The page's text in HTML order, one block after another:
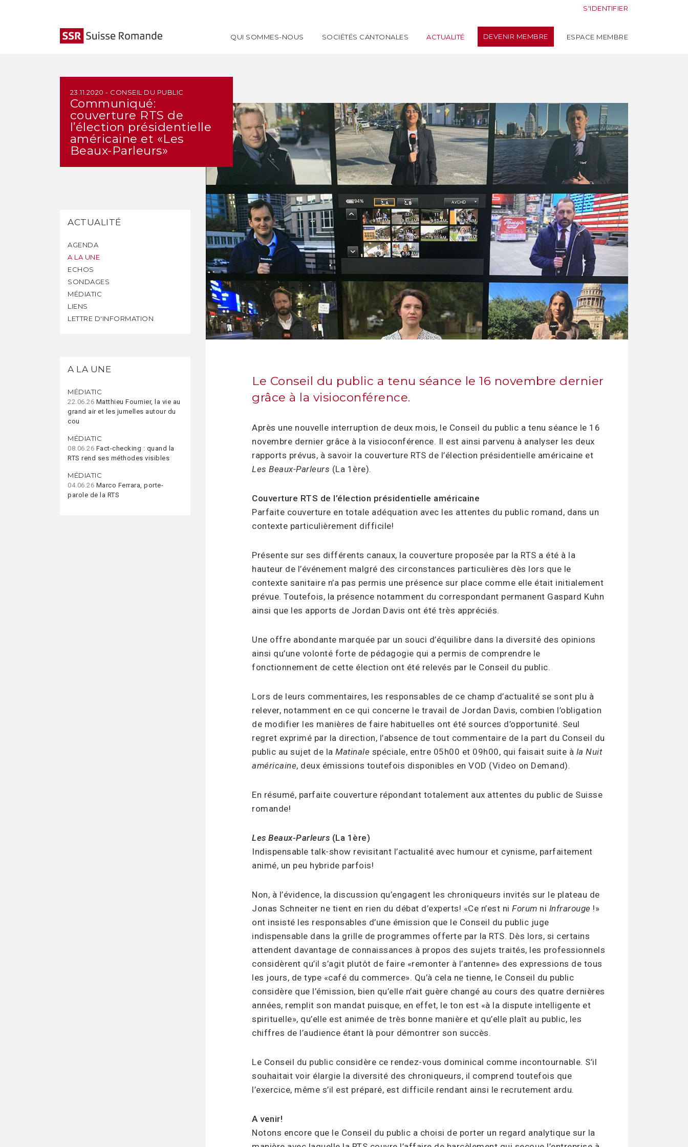
QUI SOMMES-NOUS SOCIÉTÉS CANTONALES ACTUALITÉ DEVENIR MEMBRE ESPACE MEMBRE
S'IDENTIFIER
ACTUALITÉ
AGENDA
A LA UNE
ECHOS
SONDAGES
MÉDIATIC
LIENS
LETTRE D'INFORMATION
A LA UNE
MÉDIATIC
22.06.26 Matthieu Fournier, la vie au
grand air et les jumelles autour du
cou
MÉDIATIC
08.06.26 Fact-checking : quand la
RTS rend ses méthodes visibles
MÉDIATIC
04.06.26 Marco Ferrara, porte-
parole de la RTS
23.11.2020 - CONSEIL DU PUBLIC
Communiqué:
couverture RTS de
l’élection présidentielle
américaine et «Les
Beaux-Parleurs»
Le Conseil du public a tenu séance le 16 novembre dernier
grâce à la visioconférence.
Après une nouvelle interruption de deux mois, le Conseil du public a tenu séance le 16
novembre dernier grâce à la visioconférence. Il est ainsi parvenu à analyser les deux
rapports prévus, à savoir la couverture RTS de l’élection présidentielle américaine et
Les Beaux-Parleurs (La 1ère).
Couverture RTS de l’élection présidentielle américaine
Parfaite couverture en totale adéquation avec les attentes du public romand, dans un
contexte particulièrement difficile!
Présente sur ses différents canaux, la couverture proposée par la RTS a été à la
hauteur de l’événement malgré des circonstances particulières dès lors que le
contexte sanitaire n’a pas permis une présence sur place comme elle était initialement
prévue. Toutefois, la présence notamment du correspondant permanent Gaspard Kuhn
ainsi que les apports de Jordan Davis ont été très appréciés.
Une offre abondante marquée par un souci d’équilibre dans la diversité des opinions
ainsi qu’une volonté forte de pédagogie qui a permis de comprendre le
fonctionnement de cette élection ont été relevés par le Conseil du public.
Lors de leurs commentaires, les responsables de ce champ d’actualité se sont plu à
relever, notamment en ce qui concerne le travail de Jordan Davis, combien l’obligation
de modifier les manières de faire habituelles ont été sources d’opportunité. Seul
regret exprimé par la direction, l’absence de tout commentaire de la part du Conseil du
public au sujet de la Matinale spéciale, entre 05h00 et 09h00, qui faisait suite à la Nuit
américaine, deux émissions toutefois disponibles en VOD (Video on Demand).
En résumé, parfaite couverture répondant totalement aux attentes du public de Suisse
romande!
Les Beaux-Parleurs (La 1ère)
Indispensable talk-show revisitant l’actualité avec humour et cynisme, parfaitement
animé, un peu hybride parfois!
Non, à l’évidence, la discussion qu’engagent les chroniqueurs invités sur le plateau de
Jonas Schneiter ne tient en rien du débat d’experts! «Ce n’est ni Forum ni Infrarouge !»
ont insisté les responsables d’une émission que le Conseil du public juge
indispensable dans la grille de programmes offerte par la RTS. Dès lors, si certains
attendent davantage de connaissances à propos des sujets traités, les professionnels
considèrent qu’il s’agit plutôt de faire «remonter à l’antenne» des expressions de tous
les jours, de type «café du commerce». Qu’à cela ne tienne, le Conseil du public
considère que l’émission, bien qu’elle n’ait guère changé au cours des quatre dernières
années, remplit son mandat puisque, en effet, le ton est «à la dispute intelligente et
spirituelle», qu’elle est animée de très bonne manière et qu’elle plaît au public, les
chiffres de l’audience étant là pour démontrer son succès.
Le Conseil du public considère ce rendez-vous dominical comme incontournable. S’il
souhaitait voir élargie la diversité des chroniqueurs, il comprend toutefois que
l’exercice, même s’il est préparé, est difficile rendant ainsi le recrutement ardu.
A venir!
Notons encore que le Conseil du public a choisi de porter un regard analytique sur la